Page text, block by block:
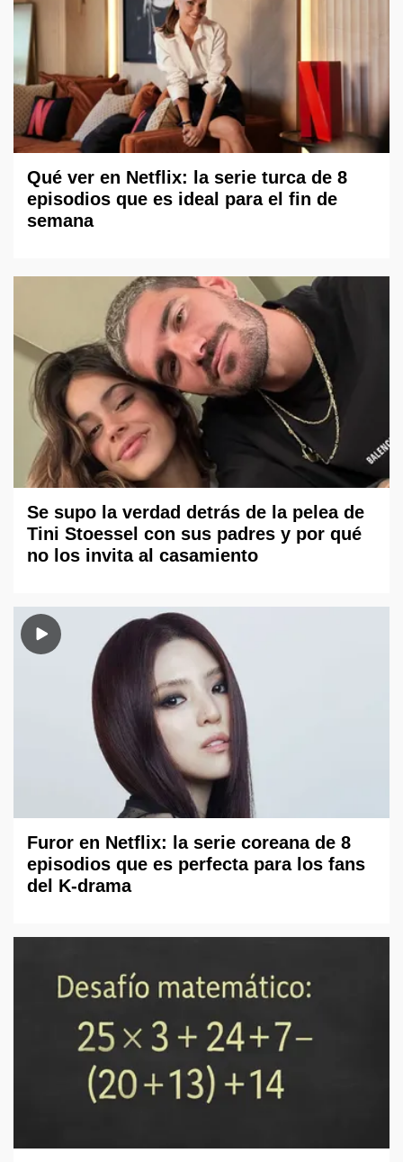
Qué ver en Netflix: la serie turca de 8
episodios que es ideal para el fin de
semana
Se supo la verdad detrás de la pelea de
Tini Stoessel con sus padres y por qué
no los invita al casamiento
Furor en Netflix: la serie coreana de 8
episodios que es perfecta para los fans
del K-drama